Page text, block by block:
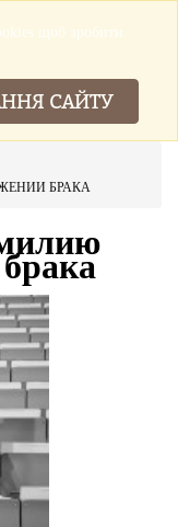
БРАКА
щоб зробити
САЙТУ